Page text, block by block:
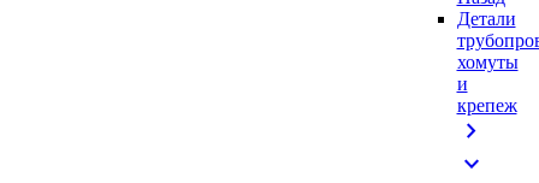
Детали
хомуты
и
крепеж
chevron_right
expand_more